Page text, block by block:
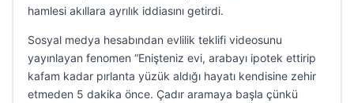
hamlesi akıllara ayrılık iddiasını getirdi.
Sosyal medya hesabından evlilik teklifi videosunu
yayınlayan fenomen “Enişteniz evi, arabayı ipotek ettirip
kafam kadar pırlanta yüzük aldığı hayatı kendisine zehir
etmeden 5 dakika önce. Çadır aramaya başla çünkü